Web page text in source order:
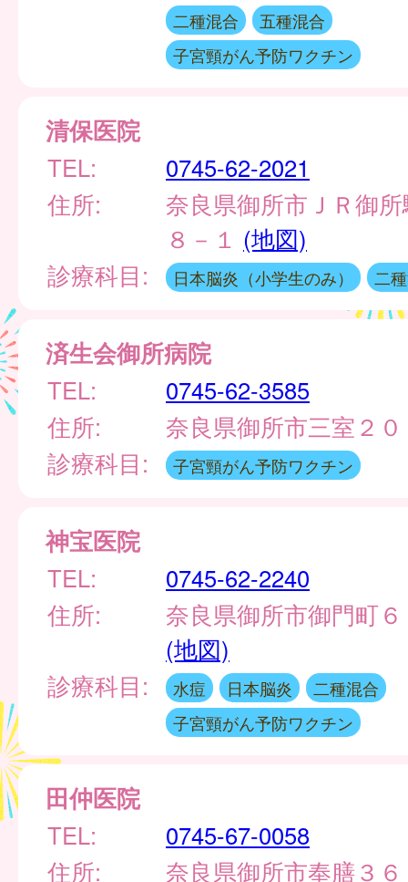
二種混合
五種混合
子宮頸がん予防ワクチン
清保医院
TEL:
0745-62-2021
住所:
奈良県御所市ＪＲ御
８－１ (地図)
診療科目:
日本脳炎（小学生のみ） 二
済生会御所病院
TEL:
0745-62-3585
住所:
奈良県御所市三室２０
診療科目:
子宮頸がん予防ワクチン
神宝医院
TEL:
0745-62-2240
住所:
奈良県御所市御門町
(地図)
診療科目:
水痘 日本脳炎
二種混合
子宮頸がん予防ワクチン
田仲医院
TEL:
0745-67-0058
住所:
奈良県御所市奉膳３